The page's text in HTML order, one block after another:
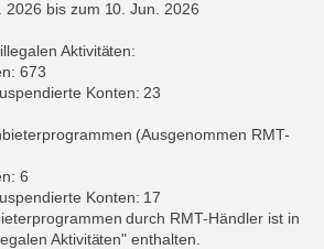
bis zum 10. Jun. 2026
Aktivitäten:
673
Konten: 23
(Ausgenommen RMT-
6
Konten: 17
durch RMT-Händler ist in
Aktivitäten" enthalten.